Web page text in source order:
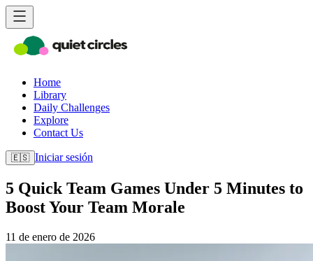
Home
Library
Daily Challenges
Explore
Contact Us
🇪🇸 Iniciar sesión
5 Quick Team Games Under 5 Minutes to
Boost Your Team Morale
11 de enero de 2026